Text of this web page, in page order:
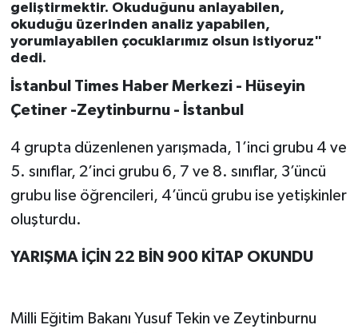
geliştirmektir. Okuduğunu anlayabilen,
okuduğu üzerinden analiz yapabilen,
yorumlayabilen çocuklarımız olsun istiyoruz"
dedi.
İstanbul Times Haber Merkezi - Hüseyin
Çetiner -Zeytinburnu - İstanbul
4 grupta düzenlenen yarışmada, 1’inci grubu 4 ve
5. sınıflar, 2’inci grubu 6, 7 ve 8. sınıflar, 3’üncü
grubu lise öğrencileri, 4’üncü grubu ise yetişkinler
oluşturdu.
YARIŞMA İÇİN 22 BİN 900 KİTAP OKUNDU
Milli Eğitim Bakanı Yusuf Tekin ve Zeytinburnu